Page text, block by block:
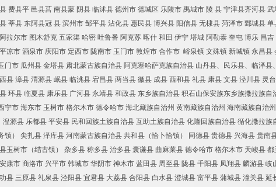
费县平 邑县莒 南县蒙 阴县 临沭县 德州市 德城区 乐陵市 禹城市 陵 县 宁津县齐河县
莘县 东阿县冠 县 滨州市 邹平县 沾化县 惠民县 博兴县 阳信县 无棣县 菏泽市 鄄城县
拉尔市 图木舒克 五家渠 哈密 吐鲁番 阿克苏 喀什 和田 伊宁 塔城 阿勒泰 奎屯 博乐 昌
凉市 酒泉市 庆阳市 定西市 陇南市 玉门市 敦煌市 合作市 峪泉镇 文殊镇 新城镇 永昌
门市 瓜州县 金塔县 肃北蒙古族自治县 阿克塞哈萨克族自治县 山丹县、民乐县、临泽
县 漳县 渭源县 岷县 临洮县 宕昌县 两当县 徽县 成县 西和县 礼县 康县 文县 泾川县 灵
环县 临夏县 康乐县 广河县 永靖县 和政县 东乡族自治县 积石山保安族东乡族撒拉族
宁市 海东市 玉树市 格尔木市 德令哈市 海北藏族自治州 黄南藏族自治州 海南藏族自治
湟源县 乐都县 平安县 民和回族土族自治县 互助土族自治县 化隆回族自治县 循化撒拉
镇） 尖扎县 泽库县 河南蒙古族自治县 共和县（恰卜恰镇） 同德县 贵德县 兴海县 贵南
玉树市（结古镇） 杂多县 称多县 治多县 囊谦县 曲麻莱县 德令哈市 格尔木市 天峻县
康市 商洛市 兴平市 韩城市 华阴市 神木市 蓝田县 周至县 陇县 千阳县 凤翔县 麟游县
县 三原县 礼泉县 泾阳县 宜君县 大荔县 合阳县 白水县 澄城县 富平县 蒲城县 潼关县